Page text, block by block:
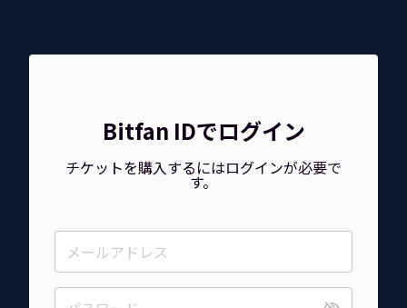
Bitfan IDでログイン
チケットを購入するにはログインが必要で
す。